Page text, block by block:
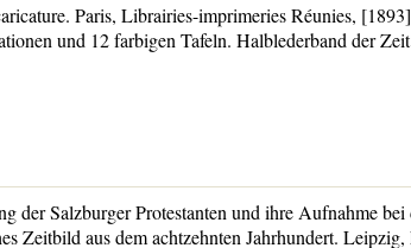
Paris, Librairies-imprimeries Réunies,
und 12 farbigen Tafeln. Halblederband der
der Salzburger Protestanten und ihre Aufnahme bei
Zeitbild aus dem achtzehnten Jahrhundert. Leipzig,